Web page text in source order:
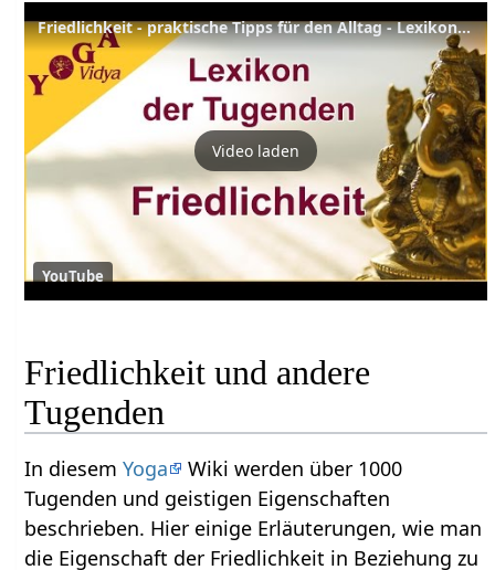
Friedlichkeit - praktische Tipps für den Alltag - Lexikon der Tugenden
Video laden
YouTube
Friedlichkeit und andere
Tugenden
In diesemYoga
Wiki werden über 1000
Tugenden und geistigen Eigenschaften
beschrieben. Hier einige Erläuterungen, wie man
die Eigenschaft der Friedlichkeit in Beziehung zu